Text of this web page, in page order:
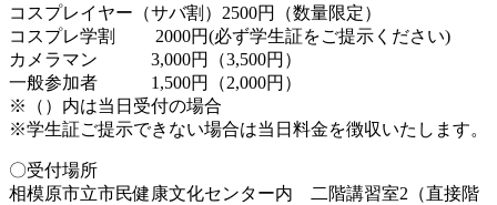
コスプレイヤー（サバ割）2500円（数量限定）
コスプレ学割 2000円(必ず学生証をご提示ください)
カメラマン 3,000円（3,500円）
一般参加者 1,500円（2,000円）
※（）内は当日受付の場合
※学生証ご提示できない場合は当日料金を徴収いたします。
〇受付場所
相模原市立市民健康文化センター内 二階講習室2（直接階